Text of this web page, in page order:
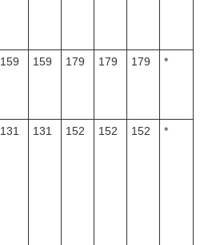
159 159 179 179 179 *
131 131 152 152 152 *